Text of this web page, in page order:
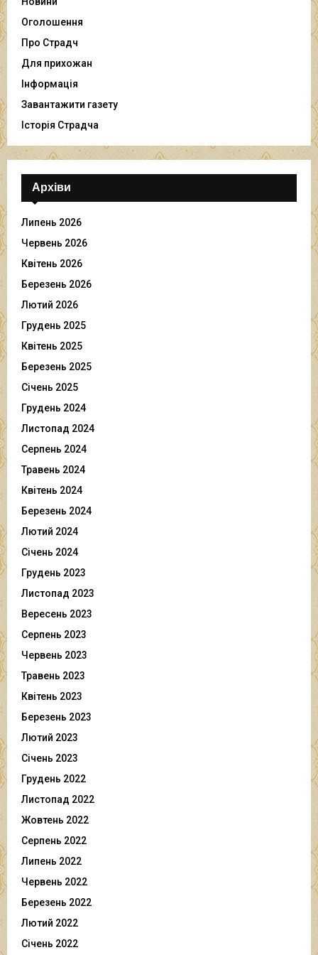
Оголошення
Про Страдч
Для прихожан
Інформація
Завантажити газету
Історія Страдча
Архіви
Липень 2026
Червень 2026
Квітень 2026
Березень 2026
Лютий 2026
Грудень 2025
Квітень 2025
Березень 2025
Січень 2025
Грудень 2024
Листопад 2024
Серпень 2024
Травень 2024
Квітень 2024
Березень 2024
Лютий 2024
Січень 2024
Грудень 2023
Листопад 2023
Вересень 2023
Серпень 2023
Червень 2023
Травень 2023
Квітень 2023
Березень 2023
Лютий 2023
Січень 2023
Грудень 2022
Листопад 2022
Жовтень 2022
Серпень 2022
Липень 2022
Червень 2022
Березень 2022
Лютий 2022
Січень 2022